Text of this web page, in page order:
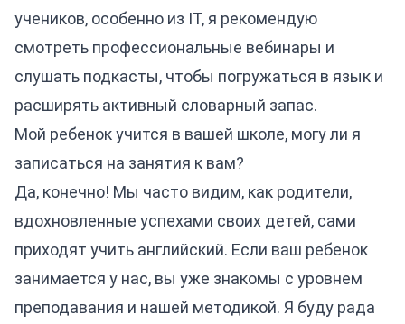
учеников, особенно из IT, я рекомендую
смотреть профессиональные вебинары и
слушать подкасты, чтобы погружаться в язык и
расширять активный словарный запас.
Мой ребенок учится в вашей школе, могу ли я
записаться на занятия к вам?
Да, конечно! Мы часто видим, как родители,
вдохновленные успехами своих детей, сами
приходят учить английский. Если ваш ребенок
занимается у нас, вы уже знакомы с уровнем
преподавания и нашей методикой. Я буду рада